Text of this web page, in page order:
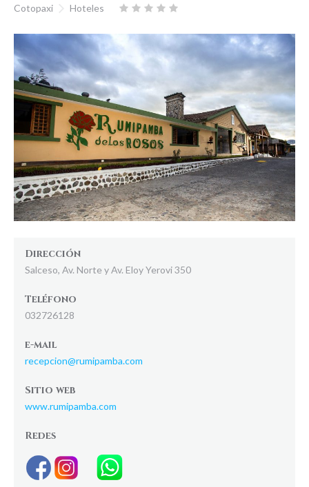
Cotopaxi Hoteles
Dirección
Salceso, Av. Norte y Av. Eloy Yerovi 350
Teléfono
032726128
e-mail
recepcion@rumipamba.com
Sitio web
www.rumipamba.com
Redes